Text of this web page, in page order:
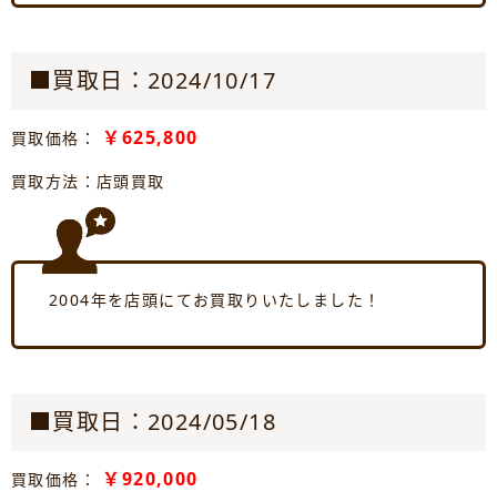
■買取日：2024/10/17
買取価格： ￥625,800
買取方法：店頭買取
2004年を店頭にてお買取りいたしました！
■買取日：2024/05/18
買取価格： ￥920,000